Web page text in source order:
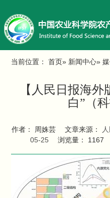
当前位置：首页» 新闻中心»
【人民日报海
白”（
作者： 周姝芸 文章来源：
05-25
浏览量： 1167